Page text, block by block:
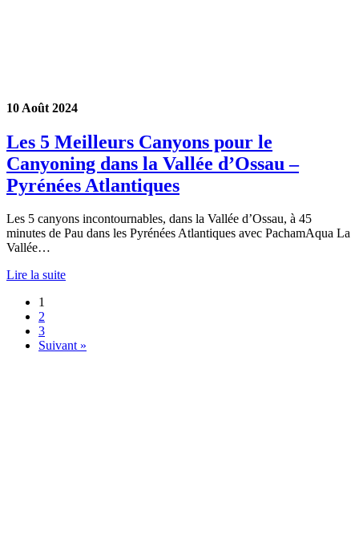
10 Août 2024
Les 5 Meilleurs Canyons pour le
Canyoning dans la Vallée d’Ossau –
Pyrénées Atlantiques
Les 5 canyons incontournables, dans la Vallée d’Ossau, à 45
minutes de Pau dans les Pyrénées Atlantiques avec PachamAqua La
Vallée…
Lire la suite
1
2
3
Suivant »